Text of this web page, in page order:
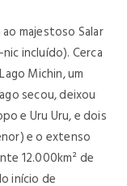
majestoso Salar
incluído). Cerca
Michin, um
secou, deixou
e Uru Uru, e dois
e o extenso
12.000km² de
início de